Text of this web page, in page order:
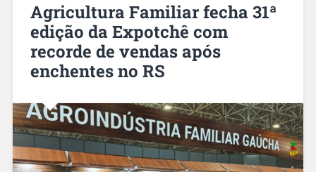
Agricultura Familiar fecha 31ª
edição da Expotchê com
recorde de vendas após
enchentes no RS